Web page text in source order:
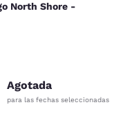
North Shore
North Shore -
Razonable. 611 reseñas
Agotada
para las fechas seleccionadas